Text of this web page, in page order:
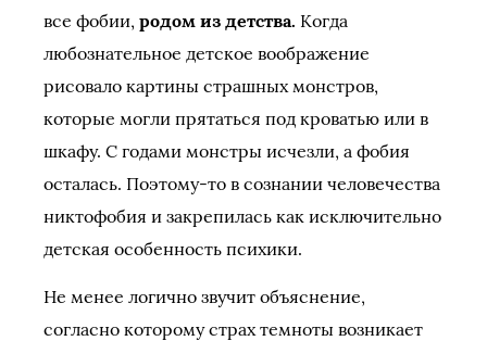
все фобии, родом из детства. Когда
любознательное детское воображение
рисовало картины страшных монстров,
которые могли прятаться под кроватью или в
шкафу. С годами монстры исчезли, а фобия
осталась. Поэтому-то в сознании человечества
никтофобия и закрепилась как исключительно
детская особенность психики.
Не менее логично звучит объяснение,
согласно которому страх темноты возникает